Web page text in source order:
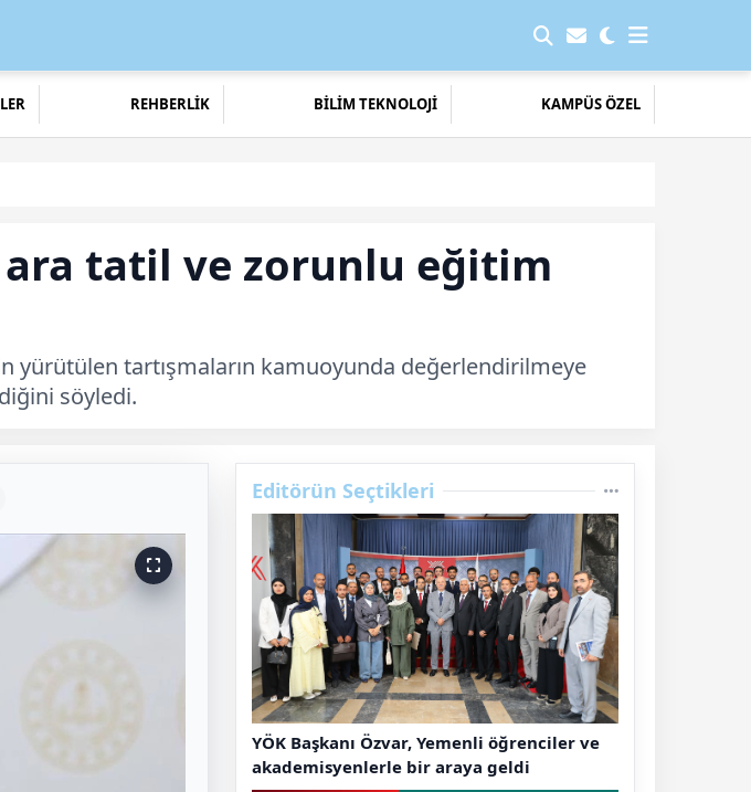
REHBERLİK BİLİM TEKNOLOJİ KAMPÜS ÖZEL
ara tatil ve zorunlu eğitim
yürütülen tartışmaların kamuoyunda değerlendirilmeye
söyledi.
Editörün Seçtikleri
YÖK Başkanı Özvar, Yemenli öğrenciler ve
akademisyenlerle bir araya geldi